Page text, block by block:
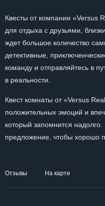
Квесты от компании «Versus
для отдыха с друзьями,
ждет большое количество
детективные,
команду и отправляйтесь в
в реальности.
Квест комнаты от «Versus
положительных эмоций и
который запомнится
предложение, чтобы хорошо
Отзывы На карте